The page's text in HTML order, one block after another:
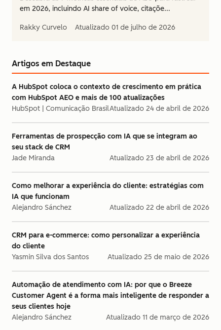
em 2026, incluindo AI share of voice, citaçõe...
Rakky Curvelo Atualizado 01 de julho de 2026
Artigos em Destaque
A HubSpot coloca o contexto de crescimento em prática
com HubSpot AEO e mais de 100 atualizações
HubSpot | Comunicação BrasilAtualizado 24 de abril de 2026
Ferramentas de prospecção com IA que se integram ao
seu stack de CRM
Jade Miranda
Atualizado 23 de abril de 2026
Como melhorar a experiência do cliente: estratégias com
IA que funcionam
Alejandro Sánchez
Atualizado 22 de abril de 2026
CRM para e-commerce: como personalizar a experiência
do cliente
Yasmin Silva dos Santos
Atualizado 25 de maio de 2026
Automação de atendimento com IA: por que o Breeze
Customer Agent é a forma mais inteligente de responder a
seus clientes hoje
Alejandro Sánchez
Atualizado 11 de março de 2026